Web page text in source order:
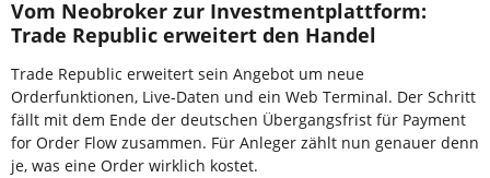
Vom Neobroker zur Investmentplattform:
Trade Republic erweitert den Handel
Trade Republic erweitert sein Angebot um neue
Orderfunktionen, Live-Daten und ein Web Terminal. Der Schritt
fällt mit dem Ende der deutschen Übergangsfrist für Payment
for Order Flow zusammen. Für Anleger zählt nun genauer denn
je, was eine Order wirklich kostet.